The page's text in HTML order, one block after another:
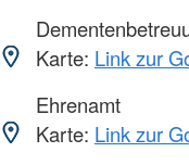
Karte: Link zur
Ehrenamt
Karte: Link zur